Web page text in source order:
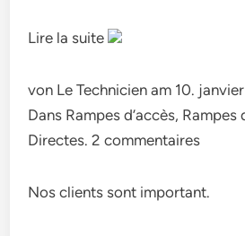
Lire la suite
von Le Technicien am 10.
Dans Rampes d’accès, Rampes
Directes. 2 commentaires
Nos clients sont important.